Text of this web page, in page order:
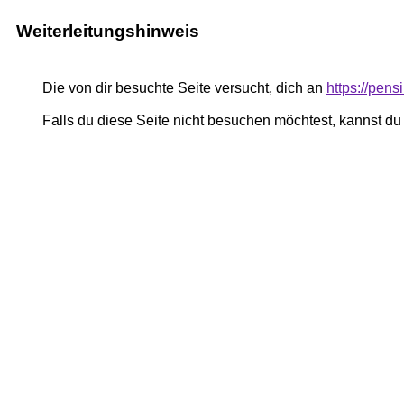
Weiterleitungshinweis
Die von dir besuchte Seite versucht, dich an https://
Falls du diese Seite nicht besuchen möchtest, kannst du